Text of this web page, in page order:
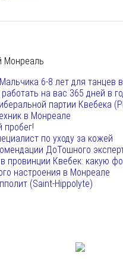
Монреаль
6-8 лет для танцев
на вас 365 дней в
партии Квебека
в Монреале
пробег!
по уходу за кожей
ДоТошного
провинции Квебек: какую
настроения в Монреале
(Saint-Hippolyte)